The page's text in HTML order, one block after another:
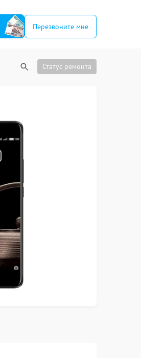
Перезвоните мне
Статус ремонта